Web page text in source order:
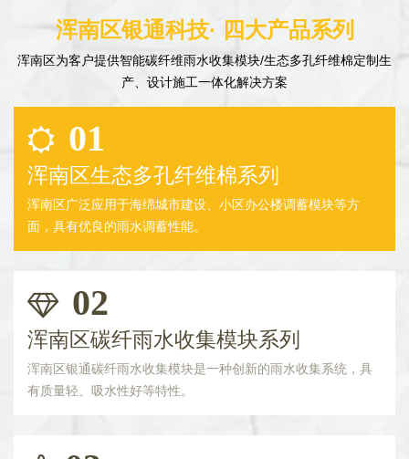
浑南区银通科技· 四大产品系列
浑南区为客户提供智能碳纤维雨水收集模块/生态多孔纤维棉定制生
产、设计施工一体化解决方案
01
浑南区生态多孔纤维棉系列
浑南区广泛应用于海绵城市建设、小区办公楼调蓄模块等方
面，具有优良的雨水调蓄性能。
02
浑南区碳纤雨水收集模块系列
浑南区银通碳纤雨水收集模块是一种创新的雨水收集系统，具
有质量轻、吸水性好等特性。